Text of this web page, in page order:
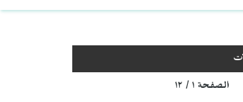
الصفحة ١ / ١٢